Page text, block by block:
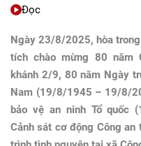
Đọc
Ngày 23/8/2025, hòa
tích chào mừng 80 năm
khánh 2/9, 80 năm Ngày
Nam (19/8/1945 – 19/8/
bảo vệ an ninh Tổ quốc
Cảnh sát cơ động Công